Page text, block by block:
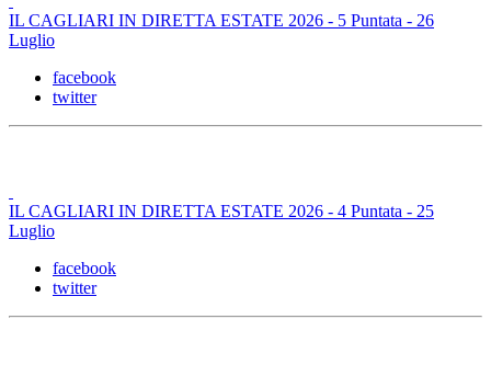
IL CAGLIARI IN DIRETTA ESTATE 2026 - 5 Puntata - 26
Luglio
facebook
twitter
IL CAGLIARI IN DIRETTA ESTATE 2026 - 4 Puntata - 25
Luglio
facebook
twitter